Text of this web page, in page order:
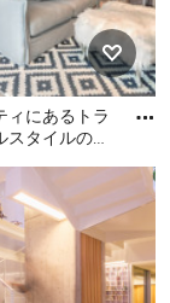
ィにあるトラ
スタイルのお
ィにあるトラ
ルスタイルのお
室の写真